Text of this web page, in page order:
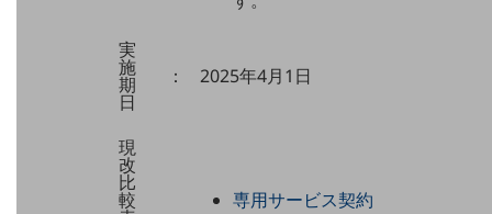
ご契約中サービスの一元管理
Web明細(ビリングステーション)
実
施
期
日
： 2025年4月1日
現
改
比
較
専用サービス契約